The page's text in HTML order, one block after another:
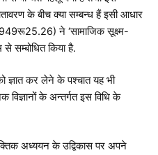
के बीच क्या सम्बन्ध हैं इसी आधार
ने ‘सामाजिक सूक्ष्म-
सम्बोधित किया है.
ज्ञात कर लेने के पश्चात यह भी
विज्ञानों के अन्तर्गत इस विधि के
अध्ययन के उद्विकास पर अपने